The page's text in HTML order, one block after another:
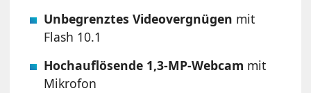
Unbegrenztes Videovergnügen mit
Flash 10.1
Hochauflösende 1,3-MP-Webcam mit
Mikrofon